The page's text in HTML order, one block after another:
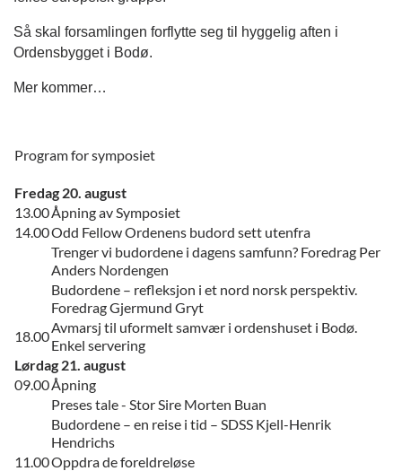
Så skal forsamlingen forflytte seg til hyggelig aften i
Ordensbygget i Bodø.
Mer kommer…
Program for symposiet
Fredag 20. august
13.00Åpning av Symposiet
14.00Odd Fellow Ordenens budord sett utenfra
Trenger vi budordene i dagens samfunn? Foredrag Per
Anders Nordengen
Budordene – refleksjon i et nord norsk perspektiv.
Foredrag Gjermund Gryt
18.00
Avmarsj til uformelt samvær i ordenshuset i Bodø.
Enkel servering
Lørdag 21. august
09.00Åpning
Preses tale - Stor Sire Morten Buan
Budordene – en reise i tid – SDSS Kjell-Henrik
Hendrichs
11.00Oppdra de foreldreløse